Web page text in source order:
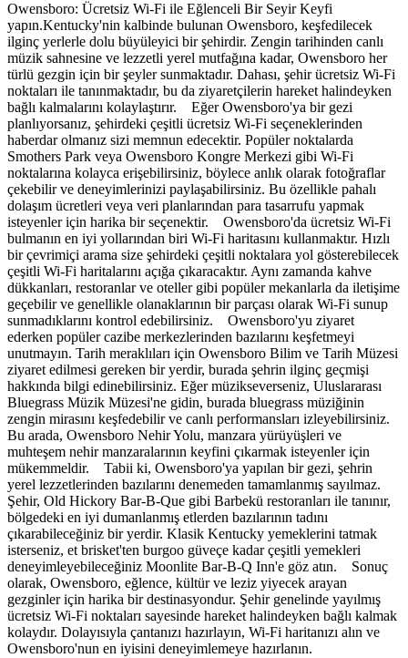
Owensboro: Ücretsiz Wi-Fi ile Eğlenceli Bir Seyir Keyfi
yapın.Kentucky'nin kalbinde bulunan Owensboro, keşfedilecek
ilginç yerlerle dolu büyüleyici bir şehirdir. Zengin tarihinden canlı
müzik sahnesine ve lezzetli yerel mutfağına kadar, Owensboro her
türlü gezgin için bir şeyler sunmaktadır. Dahası, şehir ücretsiz Wi-Fi
noktaları ile tanınmaktadır, bu da ziyaretçilerin hareket halindeyken
bağlı kalmalarını kolaylaştırır. Eğer Owensboro'ya bir gezi
planlıyorsanız, şehirdeki çeşitli ücretsiz Wi-Fi seçeneklerinden
haberdar olmanız sizi memnun edecektir. Popüler noktalarda
Smothers Park veya Owensboro Kongre Merkezi gibi Wi-Fi
noktalarına kolayca erişebilirsiniz, böylece anlık olarak fotoğraflar
çekebilir ve deneyimlerinizi paylaşabilirsiniz. Bu özellikle pahalı
dolaşım ücretleri veya veri planlarından para tasarrufu yapmak
isteyenler için harika bir seçenektir. Owensboro'da ücretsiz Wi-Fi
bulmanın en iyi yollarından biri Wi-Fi haritasını kullanmaktır. Hızlı
bir çevrimiçi arama size şehirdeki çeşitli noktalara yol gösterebilecek
çeşitli Wi-Fi haritalarını açığa çıkaracaktır. Aynı zamanda kahve
dükkanları, restoranlar ve oteller gibi popüler mekanlarla da iletişime
geçebilir ve genellikle olanaklarının bir parçası olarak Wi-Fi sunup
sunmadıklarını kontrol edebilirsiniz. Owensboro'yu ziyaret
ederken popüler cazibe merkezlerinden bazılarını keşfetmeyi
unutmayın. Tarih meraklıları için Owensboro Bilim ve Tarih Müzesi
ziyaret edilmesi gereken bir yerdir, burada şehrin ilginç geçmişi
hakkında bilgi edinebilirsiniz. Eğer müzikseverseniz, Uluslararası
Bluegrass Müzik Müzesi'ne gidin, burada bluegrass müziğinin
zengin mirasını keşfedebilir ve canlı performansları izleyebilirsiniz.
Bu arada, Owensboro Nehir Yolu, manzara yürüyüşleri ve
muhteşem nehir manzaralarının keyfini çıkarmak isteyenler için
mükemmeldir. Tabii ki, Owensboro'ya yapılan bir gezi, şehrin
yerel lezzetlerinden bazılarını denemeden tamamlanmış sayılmaz.
Şehir, Old Hickory Bar-B-Que gibi Barbekü restoranları ile tanınır,
bölgedeki en iyi dumanlanmış etlerden bazılarının tadını
çıkarabileceğiniz bir yerdir. Klasik Kentucky yemeklerini tatmak
isterseniz, et brisket'ten burgoo güveçe kadar çeşitli yemekleri
deneyimleyebileceğiniz Moonlite Bar-B-Q Inn'e göz atın. Sonuç
olarak, Owensboro, eğlence, kültür ve leziz yiyecek arayan
gezginler için harika bir destinasyondur. Şehir genelinde yayılmış
ücretsiz Wi-Fi noktaları sayesinde hareket halindeyken bağlı kalmak
kolaydır. Dolayısıyla çantanızı hazırlayın, Wi-Fi haritanızı alın ve
Owensboro'nun en iyisini deneyimlemeye hazırlanın.